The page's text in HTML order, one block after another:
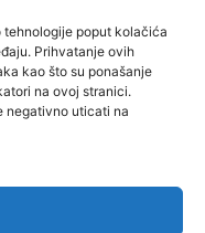
tehnologije poput kolačića
Prihvatanje ovih
kao što su ponašanje
na ovoj stranici.
negativno uticati na